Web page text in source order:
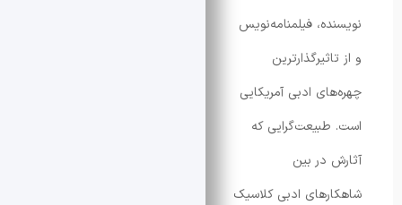
فیلمنامه‌نویس
ادبی آمریکایی
که
ادبی کلاسیک